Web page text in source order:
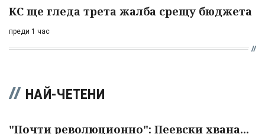
КС ще гледа трета жалба срещу бюджета
преди 1 час
НАЙ-ЧЕТЕНИ
"Почти революционно": Пеевски хвана...